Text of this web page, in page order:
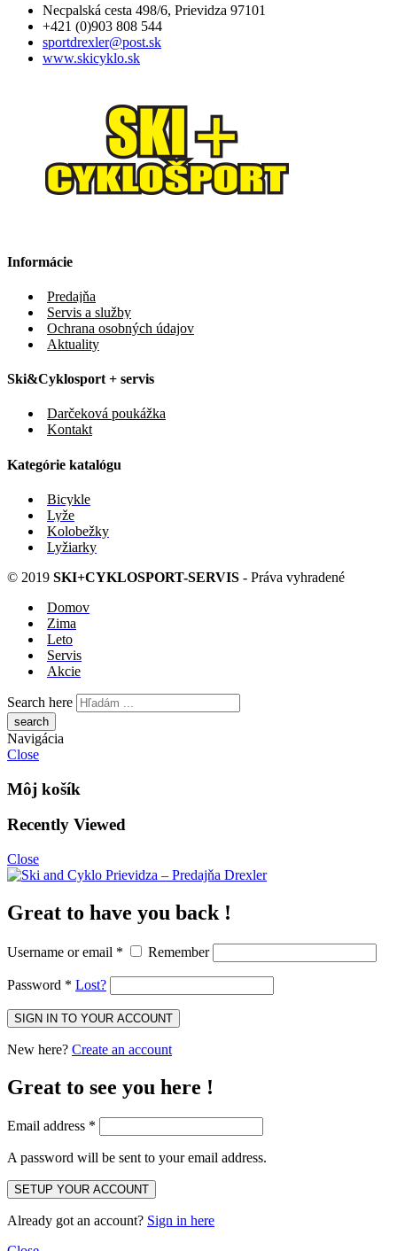
Necpalská cesta 498/6, Prievidza 97101
+421 (0)903 808 544
sportdrexler@post.sk
www.skicyklo.sk
Informácie
Predajňa
Servis a služby
Ochrana osobných údajov
Aktuality
Ski&Cyklosport + servis
Darčeková poukážka
Kontakt
Kategórie katalógu
Bicykle
Lyže
Kolobežky
Lyžiarky
© 2019 SKI+CYKLOSPORT-SERVIS - Práva vyhradené
Domov
Zima
Leto
Servis
Akcie
Search here
Navigácia
Close
Môj košík
Recently Viewed
Close
Great to have you back !
Username or email * Remember
Password * Lost?
New here? Create an account
Great to see you here !
Email address *
A password will be sent to your email address.
Already got an account? Sign in here